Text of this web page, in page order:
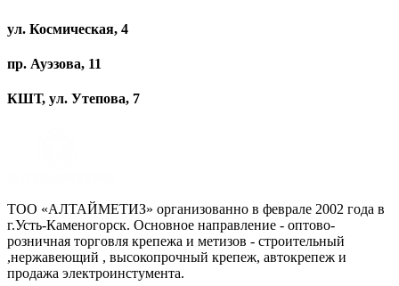
ул. Космическая, 4
пр. Ауэзова, 11
КШТ, ул. Утепова, 7
ТОО «АЛТАЙМЕТИЗ» организованно в феврале 2002 года в
г.Усть-Каменогорск. Основное направление - оптово-
розничная торговля крепежа и метизов - строительный
,нержавеющий , высокопрочный крепеж, автокрепеж и
продажа электроинстумента.